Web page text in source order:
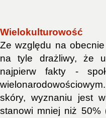
Wielokulturowość
Ze względu na
na tyle drażliwy, że
najpierw fakty -
skóry, wyznaniu jest
stanowi mniej niż 50%